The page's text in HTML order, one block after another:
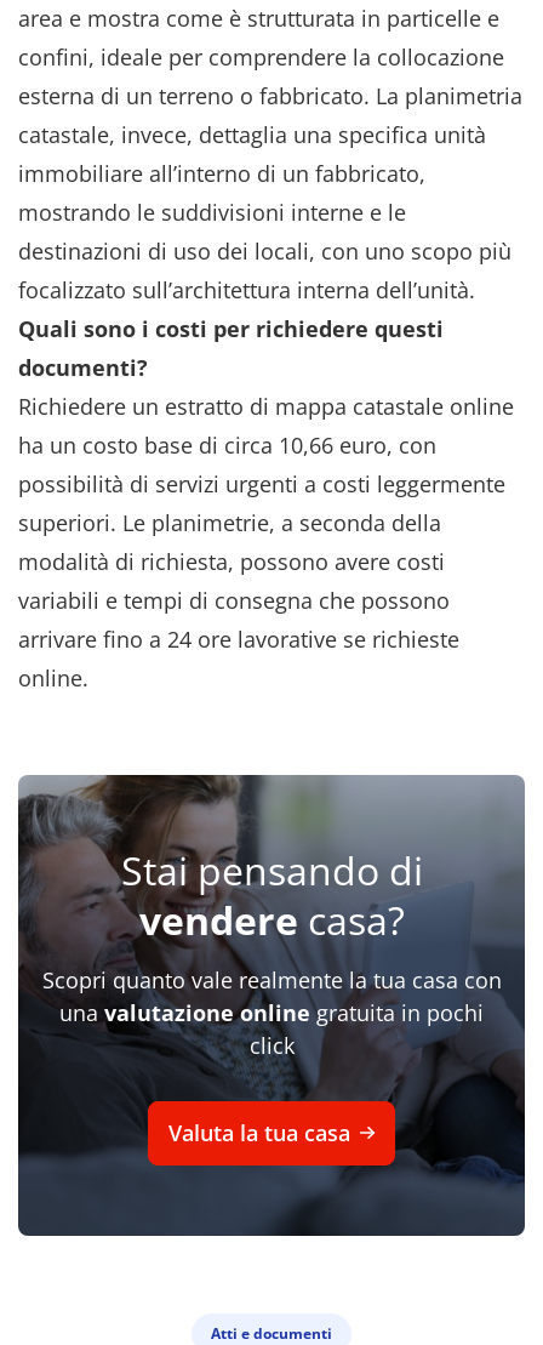
area e mostra come è strutturata in particelle e
confini, ideale per comprendere la collocazione
esterna di un terreno o fabbricato. La planimetria
catastale, invece, dettaglia una specifica unità
immobiliare all’interno di un fabbricato,
mostrando le suddivisioni interne e le
destinazioni di uso dei locali, con uno scopo più
focalizzato sull’architettura interna dell’unità.
Quali sono i costi per richiedere questi
documenti?
Richiedere un estratto di mappa catastale online
ha un costo base di circa 10,66 euro, con
possibilità di servizi urgenti a costi leggermente
superiori. Le planimetrie, a seconda della
modalità di richiesta, possono avere costi
variabili e tempi di consegna che possono
arrivare fino a 24 ore lavorative se richieste
online.
Stai pensando di
vendere casa?
Scopri quanto vale realmente la tua casa con
una valutazione onlinegratuita in pochi
click
Valuta la tua casa
Atti e documenti